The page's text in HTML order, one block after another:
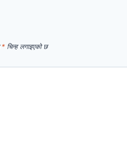
* चिन्ह लगाइएको छ